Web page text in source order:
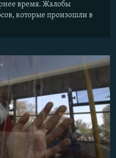
время. Жалобы
которые произошли в